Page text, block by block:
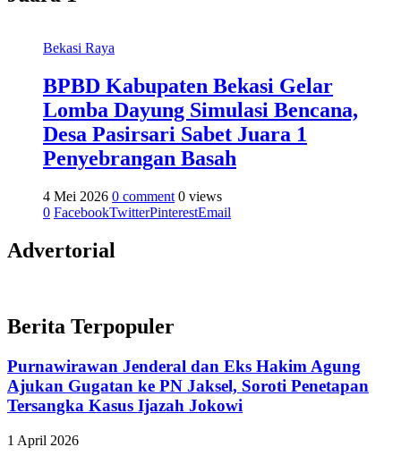
Bekasi Raya
BPBD Kabupaten Bekasi Gelar
Lomba Dayung Simulasi Bencana,
Desa Pasirsari Sabet Juara 1
Penyebrangan Basah
4 Mei 2026 0 comment 0 views
0 FacebookTwitterPinterestEmail
Advertorial
Berita Terpopuler
Purnawirawan Jenderal dan Eks Hakim Agung
Ajukan Gugatan ke PN Jaksel, Soroti Penetapan
Tersangka Kasus Ijazah Jokowi
1 April 2026